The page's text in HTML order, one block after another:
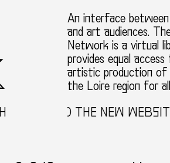
An interface
and art audiences.
Network is a virtual
provides equal
artistic production
the Loire region for
TO THE NEW WEBSITE